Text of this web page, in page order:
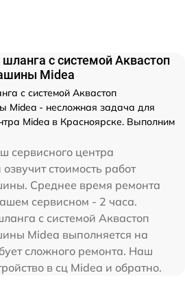
с системой Аквастоп
Midea
с системой Аквастоп
Midea - несложная задача для
Midea в Красноярске. Выполним
сервисного центра
стоимость работ
Среднее время ремонта
сервисном - 2 часа.
с системой Аквастоп
Midea выполняется на
сложного ремонта. Наш
в сц Midea и обратно.